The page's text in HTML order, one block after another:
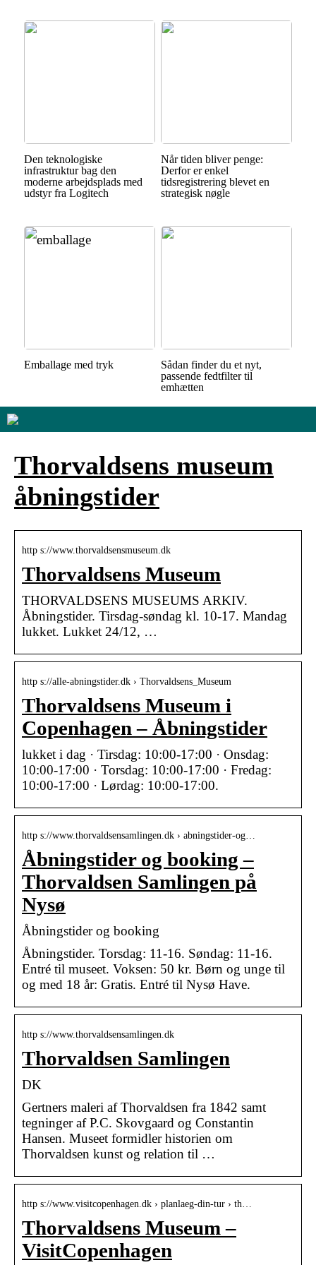
Den teknologiske
infrastruktur bag den
moderne arbejdsplads med
udstyr fra Logitech
Når tiden bliver penge:
Derfor er enkel
tidsregistrering blevet en
strategisk nøgle
Emballage med tryk
Sådan finder du et nyt,
passende fedtfilter til
emhætten
Thorvaldsens museum
åbningstider
http s://www.thorvaldsensmuseum.dk
Thorvaldsens Museum
THORVALDSENS MUSEUMS ARKIV.
Åbningstider. Tirsdag-søndag kl. 10-17. Mandag
lukket. Lukket 24/12, …
http s://alle-abningstider.dk › Thorvaldsens_Museum
Thorvaldsens Museum i
Copenhagen – Åbningstider
lukket i dag · Tirsdag: 10:00-17:00 · Onsdag:
10:00-17:00 · Torsdag: 10:00-17:00 · Fredag:
10:00-17:00 · Lørdag: 10:00-17:00.
http s://www.thorvaldsensamlingen.dk › abningstider-og…
Åbningstider og booking –
Thorvaldsen Samlingen på
Nysø
Åbningstider og booking
Åbningstider. Torsdag: 11-16. Søndag: 11-16.
Entré til museet. Voksen: 50 kr. Børn og unge til
og med 18 år: Gratis. Entré til Nysø Have.
http s://www.thorvaldsensamlingen.dk
Thorvaldsen Samlingen
DK
Gertners maleri af Thorvaldsen fra 1842 samt
tegninger af P.C. Skovgaard og Constantin
Hansen. Museet formidler historien om
Thorvaldsen kunst og relation til …
http s://www.visitcopenhagen.dk › planlaeg-din-tur › th…
Thorvaldsens Museum –
VisitCopenhagen